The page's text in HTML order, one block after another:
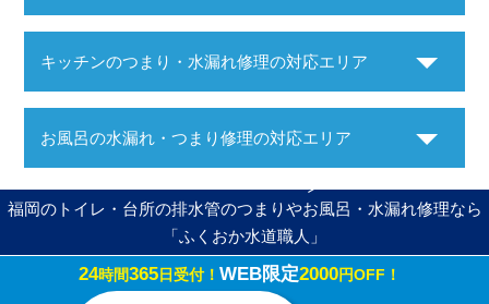
キッチンのつまり・水漏れ修理の対応エリア
お風呂の水漏れ・つまり修理の対応エリア
福岡のトイレ・台所の排水管のつまりやお風呂・水漏れ修理なら
「ふくおか水道職人」
Copyright ©ふくおか水道職人. All Rights Reserved.
24時間365日受付！ WEB限定2000円OFF！